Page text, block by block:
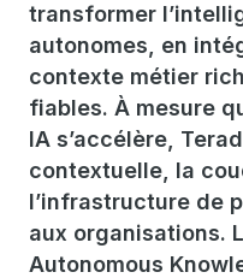
transformer
autonomes, en
contexte métier
fiables. À mesure
IA s’accélère,
contextuelle, la
l’infrastructure de
aux organisations.
Autonomous